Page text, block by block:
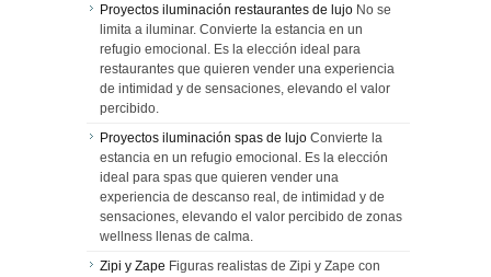
Proyectos iluminación restaurantes de lujo No se
limita a iluminar. Convierte la estancia en un
refugio emocional. Es la elección ideal para
restaurantes que quieren vender una experiencia
de intimidad y de sensaciones, elevando el valor
percibido.
Proyectos iluminación spas de lujo Convierte la
estancia en un refugio emocional. Es la elección
ideal para spas que quieren vender una
experiencia de descanso real, de intimidad y de
sensaciones, elevando el valor percibido de zonas
wellness llenas de calma.
Zipi y Zape Figuras realistas de Zipi y Zape con